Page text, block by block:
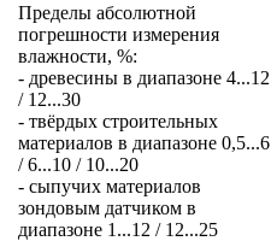
Пределы абсолютной
погрешности измерения
влажности, %:
- древесины в диапазоне 4...12
/ 12...30
- твёрдых строительных
материалов в диапазоне 0,5...6
/ 6...10 / 10...20
- сыпучих материалов
зондовым датчиком в
диапазоне 1...12 / 12...25